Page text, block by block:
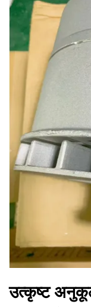
उत्कृष्ट